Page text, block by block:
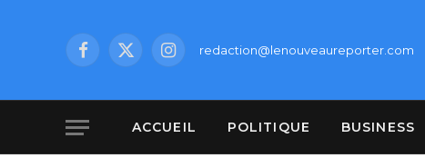
Facebook
X
Instagramredaction@lenouveaureporter.com
ACCUEIL POLITIQUE BUSINESS